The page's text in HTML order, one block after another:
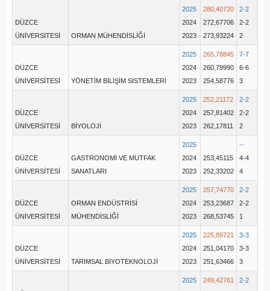
DÜZCE
ÜNİVERSİTESİ
ORMAN MÜHENDİSLİĞİ
2025
2024
2023
280,40720
272,67706
273,93224
2-2
2-2
2
DÜZCE
ÜNİVERSİTESİ
YÖNETİM BİLİŞİM SİSTEMLERİ
2025
2024
2023
265,78845
260,79990
254,58776
7-7
6-6
3
DÜZCE
ÜNİVERSİTESİ
BİYOLOJİ
2025
2024
2023
252,21172
257,81402
262,17811
2-2
2-2
2
DÜZCE
ÜNİVERSİTESİ
GASTRONOMİ VE MUTFAK
SANATLARI
2025
2024
2023
253,45115
252,33202
--
4-4
4
DÜZCE
ÜNİVERSİTESİ
ORMAN ENDÜSTRİSİ
MÜHENDİSLİĞİ
2025
2024
2023
257,74770
253,23687
268,53745
2-2
2-2
1
DÜZCE
ÜNİVERSİTESİ
TARIMSAL BİYOTEKNOLOJİ
2025
2024
2023
225,89721
251,04170
251,63466
3-3
3-3
3
2025
249,42761
2-2